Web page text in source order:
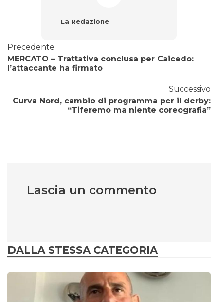
La Redazione
Precedente
MERCATO – Trattativa conclusa per Caicedo:
l’attaccante ha firmato
Successivo
Curva Nord, cambio di programma per il derby:
“Tiferemo ma niente coreografia”
Lascia un commento
DALLA STESSA CATEGORIA